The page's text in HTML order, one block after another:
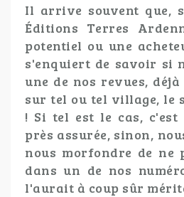
Il arrive souvent que,
Éditions Terres
potentiel ou une
s'enquiert de savoir si
une de nos revues,
sur tel ou tel village, le
! Si tel est le cas, c'est
près assurée, sinon,
nous morfondre de
dans un de nos
l'aurait à coup sûr